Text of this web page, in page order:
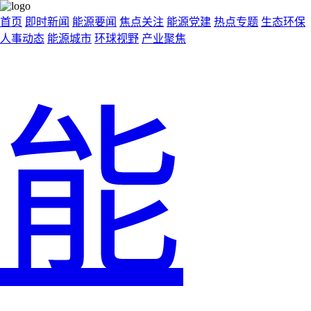
首页 即时新闻 能源要闻 焦点关注 能源党建 热点专题 生态环保
人事动态 能源城市 环球视野 产业聚焦
能